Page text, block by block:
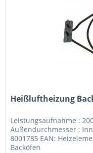
Heißluftheizung
Leistungsaufnahme :
Außendurchmesser :
8001785 EAN:
Backöfen